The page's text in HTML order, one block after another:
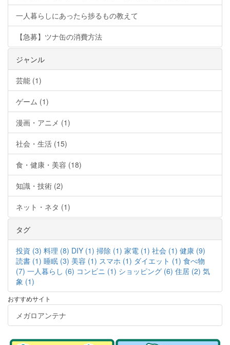
一人暮らしにあったら捗るもの教えて
【急募】ツナ缶の消費方法
ジャンル
芸能 (1)
ゲーム (1)
漫画・アニメ (1)
社会・生活 (15)
食・健康・美容 (18)
知識・技術 (2)
ネット・ネタ (1)
タグ
投資 (3) 料理 (8) DIY (1) 掃除 (1) 家電 (1) 社会 (1) 健康 (9)
読書 (1) 睡眠 (3) 美容 (1) スマホ (1) ダイエット (1) 食べ物
(7) 一人暮らし (6) コンビニ (1) ショッピング (6) 住居 (2) 気
象 (1)
おすすめサイト
メガロアンテナ